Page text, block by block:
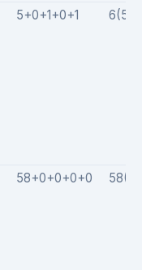
5+0+1+0+1
58+0+0+0+0